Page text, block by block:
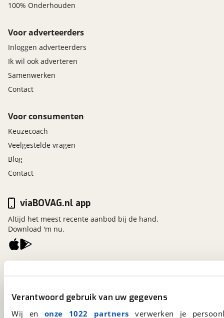
Verantwoord gebruik van uw gegevens
Wij en onze 1022 partners verwerken je
100% Onderhouden
Voor adverteerders
Inloggen adverteerders
Ik wil ook adverteren
Samenwerken
Contact
Voor consumenten
Keuzecoach
Veelgestelde vragen
Blog
Contact
Een initiatief van
viaBOVAG.nl app
Altijd het meest recente aanbod bij de hand.
Download 'm nu.